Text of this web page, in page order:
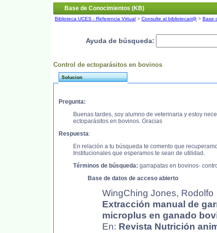
Base de Conocimientos (KB)
Biblioteca UCES - Referencia Virtual > Consulte al bibliotecari@ > Base
Ayuda de búsqueda:
Control de ectoparásitos en bovinos
Solucion
Pregunta:
Buenas tardes, soy alumno de veterinaria y estoy
ectoparásitos en bovinos. Gracias
Respuesta:
En relación a tu búsqueda te comento que
Institucionales que esperamos te sean de utilidad.
Términos de búsqueda: garrapatas en bovinos-
Base de datos de acceso abierto
WingChing Jones, Rodolfo
Extracción manual de
microplus en ganado
En: Revista Nutrición